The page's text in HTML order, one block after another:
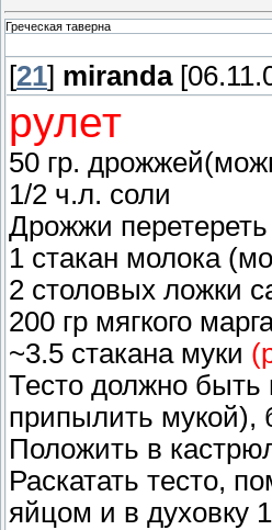
Греческая таверна
[21] miranda
рулет
50 гр.
1/2 ч.л. соли
Дрожжи
1 стакан молока
2 столовых ложки
200 гр мягкого
~3.5 стакана муки
Тесто должно
припылить мукой),
Положить в
Раскатать тесто,
яйцом и в духовку